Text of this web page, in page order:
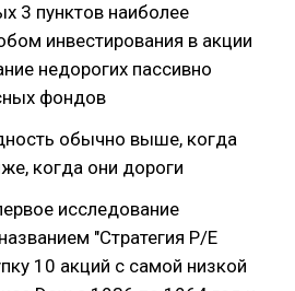
3 пунктов наиболее
инвестирования в акции
недорогих пассивно
фондов
обычно выше, когда
когда они дороги
исследование
"Стратегия P/E
10 акций с самой низкой